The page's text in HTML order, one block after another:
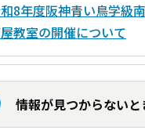
8年度阪神青い鳥学級
教室の開催について
情報が見つからないと